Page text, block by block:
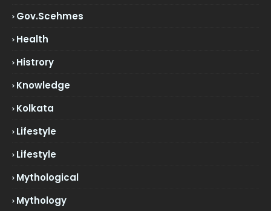
Gov.scehmes
Health
Histrory
Knowledge
Kolkata
Lifestyle
Lifestyle
Mythological
Mythology